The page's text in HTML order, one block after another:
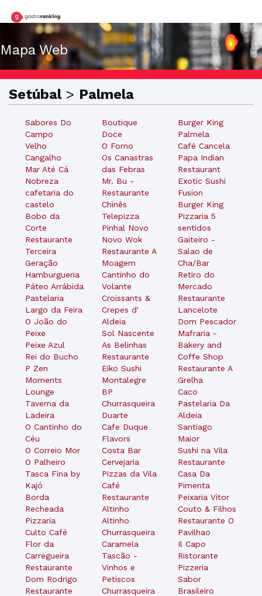
Mapa Web
Setúbal> Palmela
Sabores Do
Campo
Velho
Cangalho
Mar Até Cá
Nobreza
cafetaria do
castelo
Bobo da
Corte
Restaurante
Terceira
Geração
Hamburgueria
Páteo Arrábida
Pastelaria
Largo da Feira
O João do
Peixe
Peixe Azul
Rei do Bucho
P Zen
Moments
Lounge
Taverna da
Ladeira
O Cantinho do
Céu
O Correio Mor
O Palheiro
Tasca Fina by
Kajó
Borda
Recheada
Pizzaria
Culto Café
Flor da
Carregueira
Restaurante
Dom Rodrigo
Restaurante
Boutique
Doce
O Forno
Os Canastras
das Febras
Mr. Bu -
Restaurante
Chinês
Telepizza
Pinhal Novo
Novo Wok
Restaurante A
Moagem
Cantinho do
Volante
Croissants &
Crepes d'
Aldeia
Sol Nascente
As Belinhas
Restaurante
Eiko Sushi
Montalegre
BP
Churrasqueira
Duarte
Cafe Duque
Flavors
Costa Bar
Cervejaria
Pizzas da Vila
Café
Restaurante
Altinho
Altinho
Churrasqueira
Caramela
Tascão -
Vinhos e
Petiscos
Churrasqueira
Burger King
Palmela
Café Cancela
Papa Indian
Restaurant
Exotic Sushi
Fusion
Burger King
Pizzaria 5
sentidos
Gaiteiro -
Salao de
Cha/Bar
Retiro do
Mercado
Restaurante
Lancelote
Dom Pescador
Mafraria -
Bakery and
Coffe Shop
Restaurante A
Grelha
Caco
Pastelaria Da
Aldeia
Santiago
Maior
Sushi na Vila
Restaurante
Casa Da
Pimenta
Peixaria Vitor
Couto & Filhos
Restaurante O
Pavilhao
Il Capo
Ristorante
Pizzeria
Sabor
Brasileiro